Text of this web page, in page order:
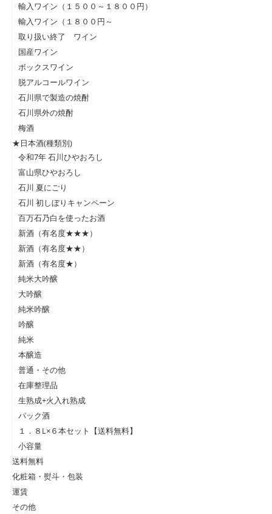
輸入ワイン（１５００～１８００円）
輸入ワイン（１８００円～
取り扱い終了 ワイン
国産ワイン
ボックスワイン
脱アルコールワイン
石川県で製造の焼酎
石川県外の焼酎
梅酒
★日本酒(種類別)
令和7年 石川ひやおろし
富山県ひやおろし
石川 夏にごり
石川 初しぼりキャンペーン
百万石乃白を使ったお酒
新酒（有名度★★★）
新酒（有名度★★）
新酒（有名度★）
純米大吟醸
大吟醸
純米吟醸
吟醸
純米
本醸造
普通・その他
在庫整理品
生熟成+火入れ熟成
パック酒
１．８L×６本セット【送料無料】
小容量
送料無料
化粧箱・熨斗・包装
運賃
その他